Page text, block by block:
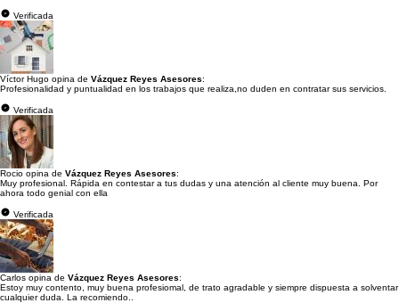
Verificada
Víctor Hugo opina de Vázquez Reyes Asesores:
Profesionalidad y puntualidad en los trabajos que realiza,no duden en contratar sus servicios.
Verificada
Rocio opina de Vázquez Reyes Asesores:
Muy profesional. Rápida en contestar a tus dudas y una atención al cliente muy buena. Por
ahora todo genial con ella
Verificada
Carlos opina de Vázquez Reyes Asesores:
Estoy muy contento, muy buena profesiomal, de trato agradable y siempre dispuesta a solventar
cualquier duda. La recomiendo..